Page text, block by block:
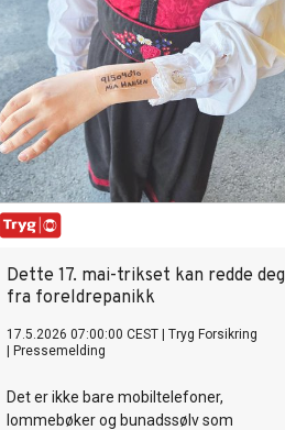
Dette 17. mai-trikset kan redde deg
fra foreldrepanikk
17.5.2026 07:00:00 CEST
Tryg Forsikring
Pressemelding
Det er ikke bare mobiltelefoner,
lommebøker og bunadssølv som